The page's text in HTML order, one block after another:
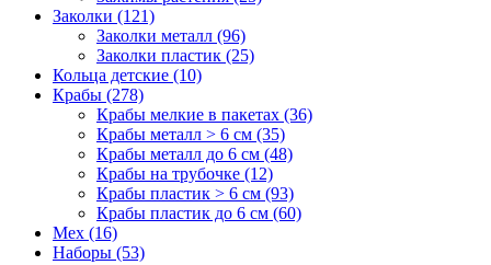
Заколки (121)
Заколки металл (96)
Заколки пластик (25)
Кольца детские (10)
Крабы (278)
Крабы мелкие в пакетах (36)
Крабы металл > 6 см (35)
Крабы металл до 6 см (48)
Крабы на трубочке (12)
Крабы пластик > 6 см (93)
Крабы пластик до 6 см (60)
Мех (16)
Наборы (53)